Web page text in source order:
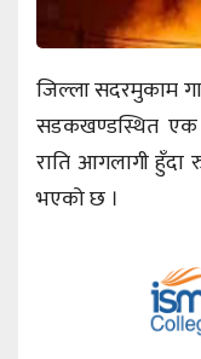
जिल्ला सदरमुकाम
सडकखण्डस्थित एक
राति आगलागी
भएको छ ।